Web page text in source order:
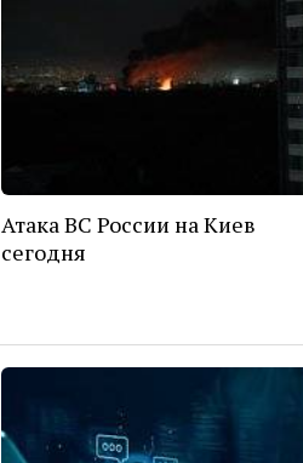
Атака ВС России на Киев
сегодня